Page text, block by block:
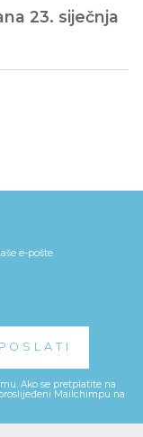
23. siječnja
e-pošte
Ako se pretplatite na
Mailchimpu na